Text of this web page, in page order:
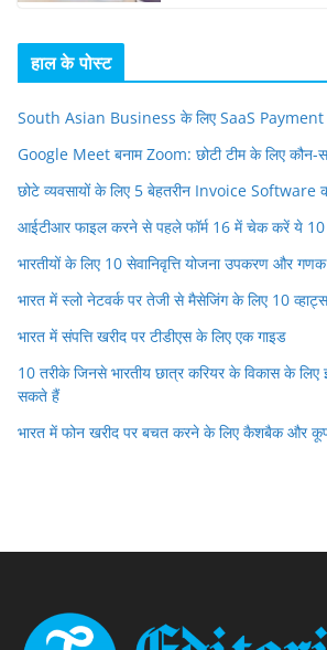
हाल के पोस्ट
South Asian Business के लिए SaaS
Google Meet बनाम Zoom: छोटी टीम के लिए कौन-
छोटे व्यवसायों के लिए 5 बेहतरीन Invoice Software
आईटीआर फाइल करने से पहले फॉर्म 16 में चेक करें ये 10
भारतीयों के लिए 10 सेवानिवृत्ति योजना उपकरण और गणक
भारत में स्लो नेटवर्क पर तेजी से मैसेजिंग के लिए 10
भारत में संपत्ति खरीद पर टीडीएस के लिए एक गाइड
10 तरीके जिनसे भारतीय छात्र करियर के विकास के लिए
सकते हैं
भारत में फोन खरीद पर बचत करने के लिए कैशबैक और